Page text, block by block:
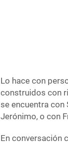
Lo hace con
construidos con
se encuentra con
Jerónimo, o con
En conversación